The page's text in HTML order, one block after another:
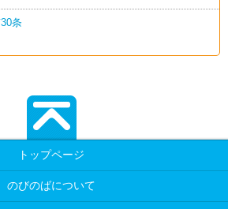
条
トップページ
のびのばについて